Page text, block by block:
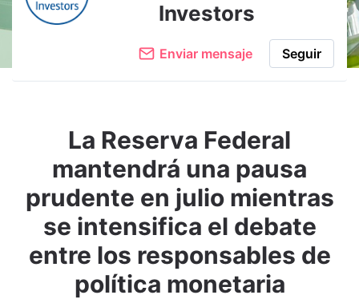
Investors
Enviar mensaje Seguir
La Reserva Federal
mantendrá una pausa
prudente en julio mientras
se intensifica el debate
entre los responsables de
política monetaria